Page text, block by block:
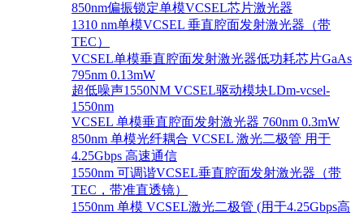
850nm偏振锁定单模VCSEL芯片激光器
1310 nm单模VCSEL 垂直腔面发射激光器（带
TEC）
VCSEL单模垂直腔面发射激光器低功耗芯片GaAs
795nm 0.13mW
超低噪声1550NM VCSEL驱动模块LDm-vcsel-
1550nm
VCSEL 单模垂直腔面发射激光器 760nm 0.3mW
850nm 单模光纤耦合 VCSEL 激光二极管 用于
4.25Gbps 高速通信
1550nm 可调谐VCSEL垂直腔面发射激光器（带
TEC，带准直透镜）
1550nm 单模 VCSEL激光二极管 (用于4.25Gbps高